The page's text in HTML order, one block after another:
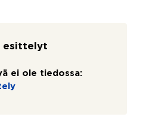
esittelyt
ei ole tiedossa: